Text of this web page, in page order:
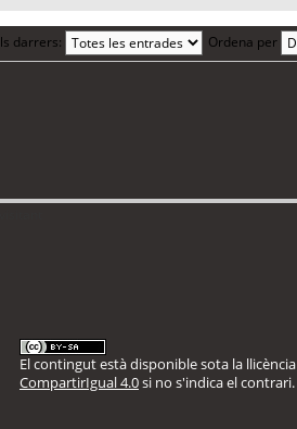
darrers: Ordena per
El contingut està disponible sota la llicència
CompartirIgual 4.0si no s'indica el contrari.